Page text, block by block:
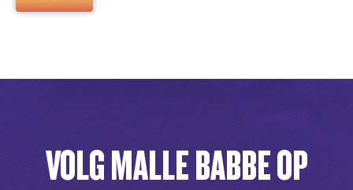
VOLG MALLE BABBE OP